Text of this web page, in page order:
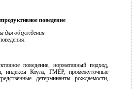
поведение
для обсуждения
поведение, нормативный подход,
индексы Коула, ГМЕР, промежуточные
детерминанты рождаемости,